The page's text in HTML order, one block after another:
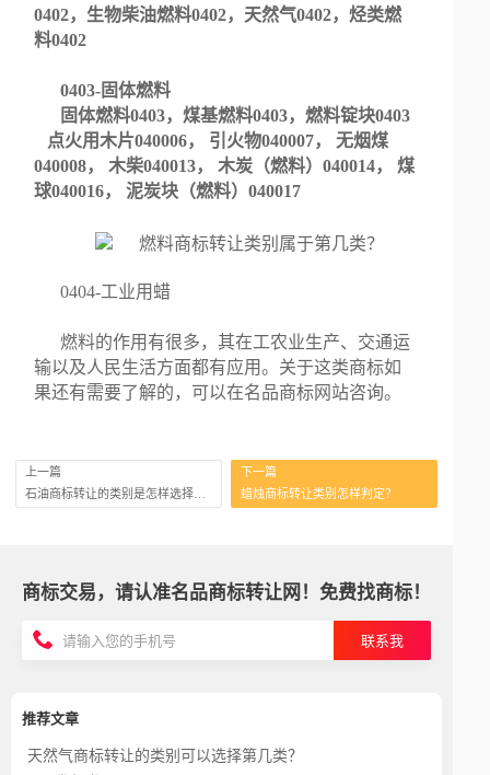
0402，生物柴油燃料0402，天然气0402，烃类燃
料0402
0403-固体燃料
固体燃料0403，煤基燃料0403，燃料锭块0403
点火用木片040006， 引火物040007， 无烟煤
040008， 木柴040013， 木炭（燃料）040014， 煤
球040016， 泥炭块（燃料）040017
0404-工业用蜡
燃料的作用有很多，其在工农业生产、交通运
输以及人民生活方面都有应用。关于这类商标如
果还有需要了解的，可以在名品商标网站咨询。
上一篇
下一篇
蜡烛商标转让类别怎样判定？
商标交易，请认准名品商标转让网！免费找商标！
联系我
推荐文章
天然气商标转让的类别可以选择第几类？